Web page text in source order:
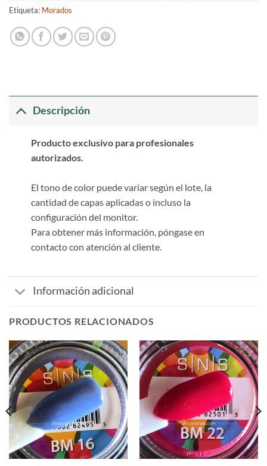
Etiqueta: Morados
Descripción
Producto exclusivo para profesionales
autorizados.
El tono de color puede variar según el lote, la
cantidad de capas aplicadas o incluso la
configuración del monitor.
Para obtener más información, póngase en
contacto con atención al cliente.
Información adicional
PRODUCTOS RELACIONADOS